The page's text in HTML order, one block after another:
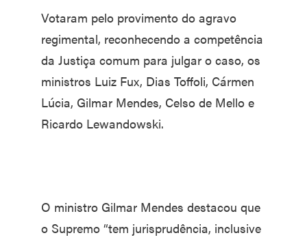
Votaram pelo provimento do agravo
regimental, reconhecendo a competência
da Justiça comum para julgar o caso, os
ministros Luiz Fux, Dias Toffoli, Cármen
Lúcia, Gilmar Mendes, Celso de Mello e
Ricardo Lewandowski.
O ministro Gilmar Mendes destacou que
o Supremo “tem jurisprudência, inclusive